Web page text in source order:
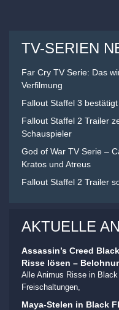
TV-SERIEN
Far Cry TV Serie: Das
Verfilmung
Fallout Staffel 3
Fallout Staffel 2 Trailer
Schauspieler
God of War TV Serie –
Kratos und Atreus
Fallout Staffel 2 Trailer
AKTUELLE
Assassin’s Creed
Risse lösen –
Alle Animus Risse in
Freischaltungen,
Maya-Stelen in Black